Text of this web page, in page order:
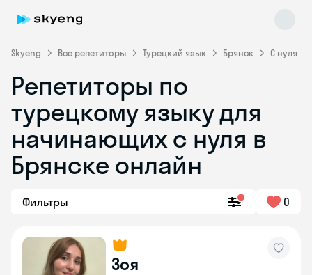
Skyeng Все репетиторы Турецкий язык Брянск С нуля
Репетиторы по
турецкому языку для
начинающих с нуля в
Брянске онлайн
Фильтры 0
Зоя